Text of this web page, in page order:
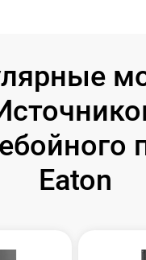
Eaton